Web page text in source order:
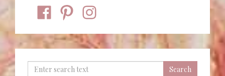
facebookpinterestinstagram